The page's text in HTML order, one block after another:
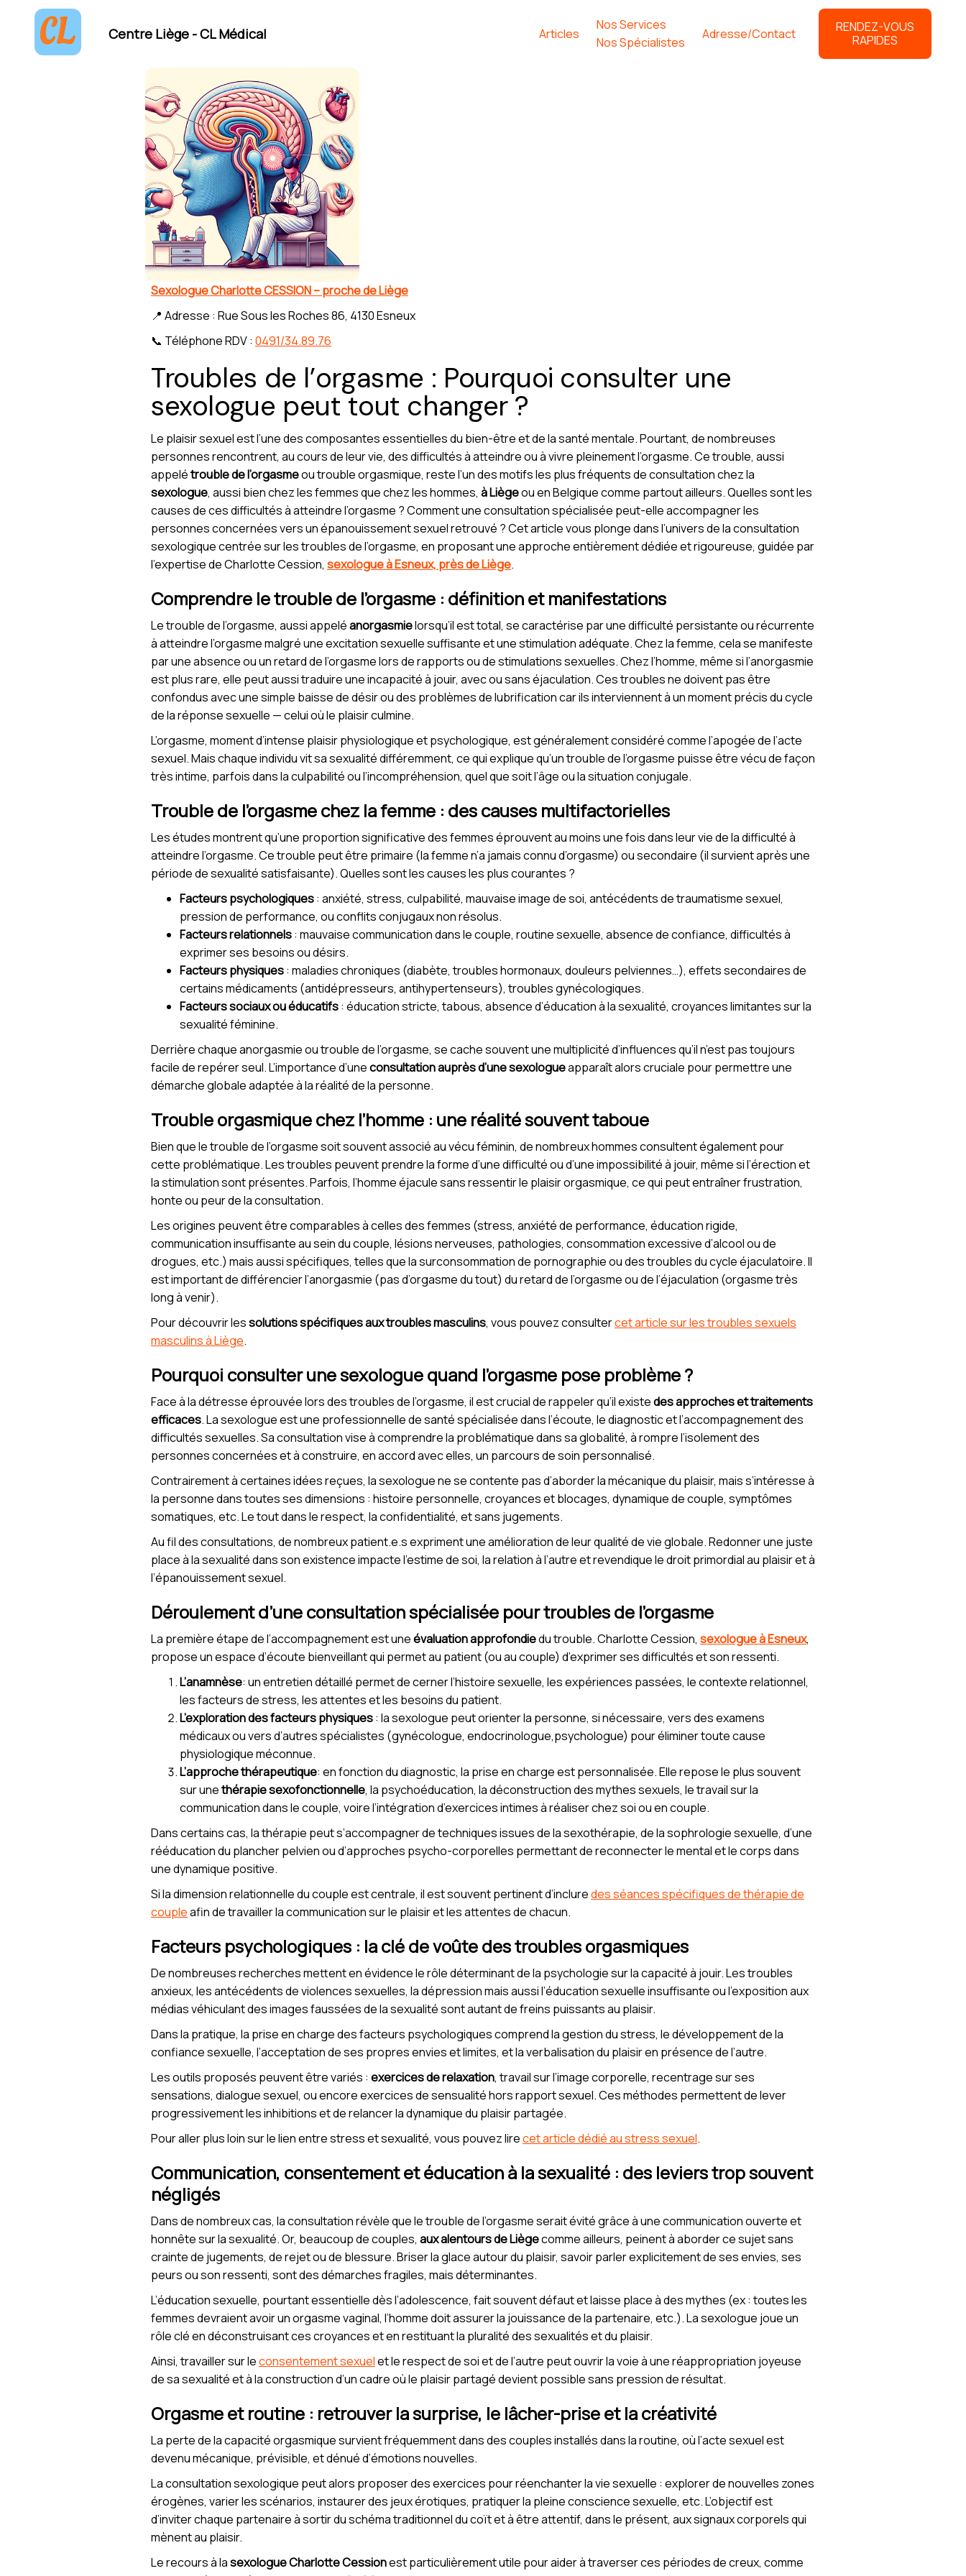
Centre Liège - CL Médical Articles
Nos Services
Nos Spécialistes
Adresse/Contact
RENDEZ-VOUS
RAPIDES
Sexologue Charlotte CESSION – proche de Liège
📍 Adresse : Rue Sous les Roches 86, 4130 Esneux
📞 Téléphone RDV : 0491/34.89.76
Troubles de l’orgasme : Pourquoi consulter une
sexologue peut tout changer ?
Le plaisir sexuel est l’une des composantes essentielles du bien-être et de la santé mentale. Pourtant, de nombreuses
personnes rencontrent, au cours de leur vie, des difficultés à atteindre ou à vivre pleinement l’orgasme. Ce trouble, aussi
appelétrouble de l’orgasmeou trouble orgasmique, reste l’un des motifs les plus fréquents de consultation chez la
sexologue, aussi bien chez les femmes que chez les hommes, à Liègeou en Belgique comme partout ailleurs. Quelles sont les
causes de ces difficultés à atteindre l’orgasme ? Comment une consultation spécialisée peut-elle accompagner les
personnes concernées vers un épanouissement sexuel retrouvé ? Cet article vous plonge dans l’univers de la consultation
sexologique centrée sur les troubles de l’orgasme, en proposant une approche entièrement dédiée et rigoureuse, guidée par
l’expertise de Charlotte Cession, sexologue à Esneux, près de Liège.
Comprendre le trouble de l’orgasme : définition et manifestations
Le trouble de l’orgasme, aussi appeléanorgasmielorsqu’il est total, se caractérise par une difficulté persistante ou récurrente
à atteindre l’orgasme malgré une excitation sexuelle suffisante et une stimulation adéquate. Chez la femme, cela se manifeste
par une absence ou un retard de l’orgasme lors de rapports ou de stimulations sexuelles. Chez l’homme, même si l’anorgasmie
est plus rare, elle peut aussi traduire une incapacité à jouir, avec ou sans éjaculation. Ces troubles ne doivent pas être
confondus avec une simple baisse de désir ou des problèmes de lubrification car ils interviennent à un moment précis du cycle
de la réponse sexuelle — celui où le plaisir culmine.
L’orgasme, moment d’intense plaisir physiologique et psychologique, est généralement considéré comme l’apogée de l’acte
sexuel. Mais chaque individu vit sa sexualité différemment, ce qui explique qu’un trouble de l’orgasme puisse être vécu de façon
très intime, parfois dans la culpabilité ou l’incompréhension, quel que soit l’âge ou la situation conjugale.
Trouble de l’orgasme chez la femme : des causes multifactorielles
Les études montrent qu’une proportion significative des femmes éprouvent au moins une fois dans leur vie de la difficulté à
atteindre l’orgasme. Ce trouble peut être primaire (la femme n’a jamais connu d’orgasme) ou secondaire (il survient après une
période de sexualité satisfaisante). Quelles sont les causes les plus courantes ?
Facteurs psychologiques: anxiété, stress, culpabilité, mauvaise image de soi, antécédents de traumatisme sexuel,
pression de performance, ou conflits conjugaux non résolus.
Facteurs relationnels: mauvaise communication dans le couple, routine sexuelle, absence de confiance, difficultés à
exprimer ses besoins ou désirs.
Facteurs physiques: maladies chroniques (diabète, troubles hormonaux, douleurs pelviennes…), effets secondaires de
certains médicaments (antidépresseurs, antihypertenseurs), troubles gynécologiques.
Facteurs sociaux ou éducatifs: éducation stricte, tabous, absence d’éducation à la sexualité, croyances limitantes sur la
sexualité féminine.
Derrière chaque anorgasmie ou trouble de l’orgasme, se cache souvent une multiplicité d’influences qu’il n’est pas toujours
facile de repérer seul. L’importance d’uneconsultation auprès d’une sexologueapparaît alors cruciale pour permettre une
démarche globale adaptée à la réalité de la personne.
Trouble orgasmique chez l’homme : une réalité souvent taboue
Bien que le trouble de l’orgasme soit souvent associé au vécu féminin, de nombreux hommes consultent également pour
cette problématique. Les troubles peuvent prendre la forme d’une difficulté ou d’une impossibilité à jouir, même si l’érection et
la stimulation sont présentes. Parfois, l’homme éjacule sans ressentir le plaisir orgasmique, ce qui peut entraîner frustration,
honte ou peur de la consultation.
Les origines peuvent être comparables à celles des femmes (stress, anxiété de performance, éducation rigide,
communication insuffisante au sein du couple, lésions nerveuses, pathologies, consommation excessive d’alcool ou de
drogues, etc.) mais aussi spécifiques, telles que la surconsommation de pornographie ou des troubles du cycle éjaculatoire. Il
est important de différencier l’anorgasmie (pas d’orgasme du tout) du retard de l’orgasme ou de l’éjaculation (orgasme très
long à venir).
Pour découvrir lessolutions spécifiques aux troubles masculins, vous pouvez consultercet article sur les troubles sexuels
masculins à Liège.
Pourquoi consulter une sexologue quand l’orgasme pose problème ?
Face à la détresse éprouvée lors des troubles de l’orgasme, il est crucial de rappeler qu’il existedes approches et traitements
efficaces. La sexologue est une professionnelle de santé spécialisée dans l’écoute, le diagnostic et l’accompagnement des
difficultés sexuelles. Sa consultation vise à comprendre la problématique dans sa globalité, à rompre l’isolement des
personnes concernées et à construire, en accord avec elles, un parcours de soin personnalisé.
Contrairement à certaines idées reçues, la sexologue ne se contente pas d’aborder la mécanique du plaisir, mais s’intéresse à
la personne dans toutes ses dimensions : histoire personnelle, croyances et blocages, dynamique de couple, symptômes
somatiques, etc. Le tout dans le respect, la confidentialité, et sans jugements.
Au fil des consultations, de nombreux patient.e.s expriment une amélioration de leur qualité de vie globale. Redonner une juste
place à la sexualité dans son existence impacte l’estime de soi, la relation à l’autre et revendique le droit primordial au plaisir et à
l’épanouissement sexuel.
Déroulement d’une consultation spécialisée pour troubles de l’orgasme
La première étape de l’accompagnement est uneévaluation approfondiedu trouble. Charlotte Cession, sexologue à Esneux,
propose un espace d’écoute bienveillant qui permet au patient (ou au couple) d’exprimer ses difficultés et son ressenti.
L’anamnèse: un entretien détaillé permet de cerner l’histoire sexuelle, les expériences passées, le contexte relationnel,
les facteurs de stress, les attentes et les besoins du patient.
L’exploration des facteurs physiques: la sexologue peut orienter la personne, si nécessaire, vers des examens
médicaux ou vers d’autres spécialistes (gynécologue, endocrinologue,psychologue) pour éliminer toute cause
physiologique méconnue.
L’approche thérapeutique: en fonction du diagnostic, la prise en charge est personnalisée. Elle repose le plus souvent
sur unethérapie sexofonctionnelle, la psychoéducation, la déconstruction des mythes sexuels, le travail sur la
communication dans le couple, voire l’intégration d’exercices intimes à réaliser chez soi ou en couple.
Dans certains cas, la thérapie peut s’accompagner de techniques issues de la sexothérapie, de la sophrologie sexuelle, d’une
rééducation du plancher pelvien ou d’approches psycho-corporelles permettant de reconnecter le mental et le corps dans
une dynamique positive.
Si la dimension relationnelle du couple est centrale, il est souvent pertinent d’incluredes séances spécifiques de thérapie de
coupleafin de travailler la communication sur le plaisir et les attentes de chacun.
Facteurs psychologiques : la clé de voûte des troubles orgasmiques
De nombreuses recherches mettent en évidence le rôle déterminant de la psychologie sur la capacité à jouir. Les troubles
anxieux, les antécédents de violences sexuelles, la dépression mais aussi l’éducation sexuelle insuffisante ou l’exposition aux
médias véhiculant des images faussées de la sexualité sont autant de freins puissants au plaisir.
Dans la pratique, la prise en charge des facteurs psychologiques comprend la gestion du stress, le développement de la
confiance sexuelle, l’acceptation de ses propres envies et limites, et la verbalisation du plaisir en présence de l’autre.
Les outils proposés peuvent être variés : exercices de relaxation, travail sur l’image corporelle, recentrage sur ses
sensations, dialogue sexuel, ou encore exercices de sensualité hors rapport sexuel. Ces méthodes permettent de lever
progressivement les inhibitions et de relancer la dynamique du plaisir partagée.
Pour aller plus loin sur le lien entre stress et sexualité, vous pouvez lirecet article dédié au stress sexuel.
Communication, consentement et éducation à la sexualité : des leviers trop souvent
négligés
Dans de nombreux cas, la consultation révèle que le trouble de l’orgasme serait évité grâce à une communication ouverte et
honnête sur la sexualité. Or, beaucoup de couples, aux alentours de Liègecomme ailleurs, peinent à aborder ce sujet sans
crainte de jugements, de rejet ou de blessure. Briser la glace autour du plaisir, savoir parler explicitement de ses envies, ses
peurs ou son ressenti, sont des démarches fragiles, mais déterminantes.
L’éducation sexuelle, pourtant essentielle dès l’adolescence, fait souvent défaut et laisse place à des mythes (ex : toutes les
femmes devraient avoir un orgasme vaginal, l’homme doit assurer la jouissance de la partenaire, etc.). La sexologue joue un
rôle clé en déconstruisant ces croyances et en restituant la pluralité des sexualités et du plaisir.
Ainsi, travailler sur leconsentement sexuelet le respect de soi et de l’autre peut ouvrir la voie à une réappropriation joyeuse
de sa sexualité et à la construction d’un cadre où le plaisir partagé devient possible sans pression de résultat.
Orgasme et routine : retrouver la surprise, le lâcher-prise et la créativité
La perte de la capacité orgasmique survient fréquemment dans des couples installés dans la routine, où l’acte sexuel est
devenu mécanique, prévisible, et dénué d’émotions nouvelles.
La consultation sexologique peut alors proposer des exercices pour réenchanter la vie sexuelle : explorer de nouvelles zones
érogènes, varier les scénarios, instaurer des jeux érotiques, pratiquer la pleine conscience sexuelle, etc. L’objectif est
d’inviter chaque partenaire à sortir du schéma traditionnel du coït et à être attentif, dans le présent, aux signaux corporels qui
mènent au plaisir.
Le recours à lasexologue Charlotte Cessionest particulièrement utile pour aider à traverser ces périodes de creux, comme